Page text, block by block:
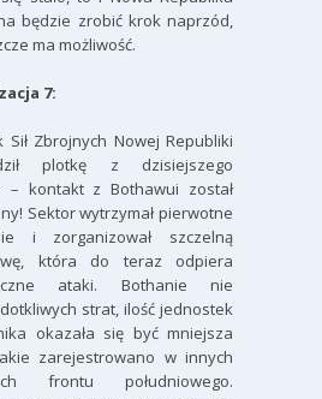
będzie zrobić krok naprzód,
ma możliwość.
7:
Sił Zbrojnych Nowej Republiki
plotkę z dzisiejszego
– kontakt z Bothawui został
Sektor wytrzymał pierwotne
i zorganizował szczelną
która do teraz odpiera
ataki. Bothanie nie
strat, ilość jednostek
okazała się być mniejsza
zarejestrowano w innych
frontu południowego.